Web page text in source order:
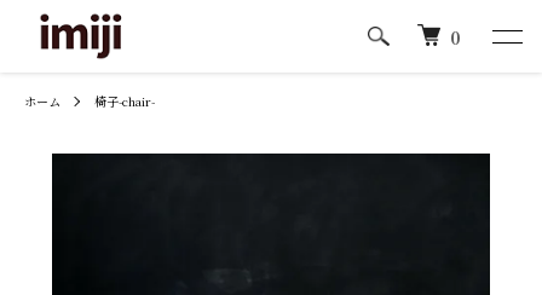
0
ホーム 椅子-chair-